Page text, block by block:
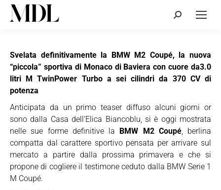
Cerca:
Svelata definitivamente la BMW M2 Coupé, la nuova
“piccola” sportiva di Monaco di Baviera con cuore da3.0
litri M TwinPower Turbo a sei cilindri da 370 CV di
potenza
Anticipata da un primo teaser diffuso alcuni giorni or
sono dalla Casa dell’Elica Biancoblu, si è oggi mostrata
nelle sue forme definitive la BMW M2 Coupé, berlina
compatta dal carattere sportivo pensata per arrivare sul
mercato a partire dalla prossima primavera e che si
propone di cogliere il testimone ceduto dalla BMW Serie 1
M Coupé.